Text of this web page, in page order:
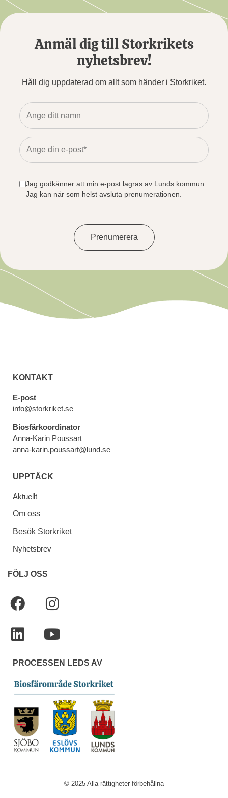
Anmäl dig till Storkrikets
nyhetsbrev!
Håll dig uppdaterad om allt som händer i Storkriket.
Jag godkänner att min e-post lagras av Lunds kommun.
Jag kan när som helst avsluta prenumerationen.
Prenumerera
KONTAKT
E-post
info@storkriket.se
Biosfärkoordinator
Anna-Karin Poussart
anna-karin.poussart@lund.se
UPPTÄCK
Aktuellt
Om oss
Besök Storkriket
Nyhetsbrev
FÖLJ OSS
PROCESSEN LEDS AV
© 2025 Alla rättigheter förbehållna